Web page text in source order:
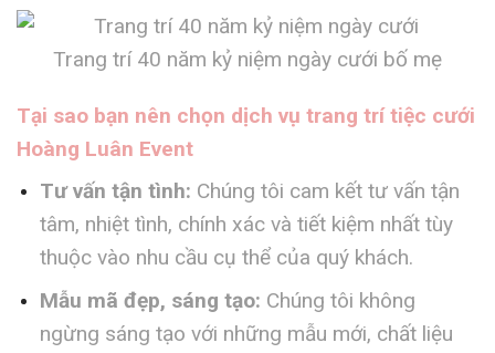
Trang trí 40 năm kỷ niệm ngày cưới bố mẹ
Tại sao bạn nên chọn dịch vụ trang trí tiệc cưới
Hoàng Luân Event
Tư vấn tận tình: Chúng tôi cam kết tư vấn tận
tâm, nhiệt tình, chính xác và tiết kiệm nhất tùy
thuộc vào nhu cầu cụ thể của quý khách.
Mẫu mã đẹp, sáng tạo: Chúng tôi không
ngừng sáng tạo với những mẫu mới, chất liệu